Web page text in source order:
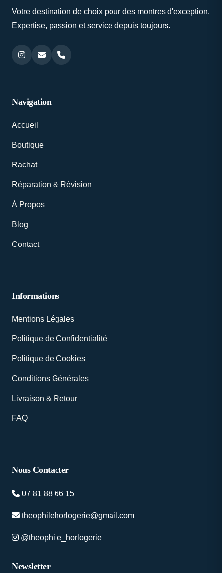
Votre destination de choix pour des montres d'exception.
Expertise, passion et service depuis toujours.
Navigation
Accueil
Boutique
Rachat
Réparation & Révision
À Propos
Blog
Contact
Informations
Mentions Légales
Politique de Confidentialité
Politique de Cookies
Conditions Générales
Livraison & Retour
FAQ
Nous Contacter
07 81 88 66 15
theophilehorlogerie@gmail.com
@theophile_horlogerie
Newsletter